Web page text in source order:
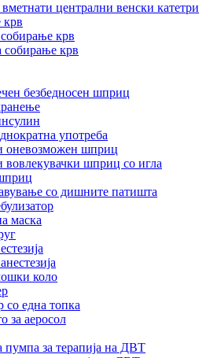
централни венски катетри
крв
крв
собирање крв
безбедносен шприц
употреба
оневозможен шприц
вовлекувачки шприц со игла
со дишните патишта
маска
коло
со една топка
за аеросол
пумпа за терапија на ДВТ